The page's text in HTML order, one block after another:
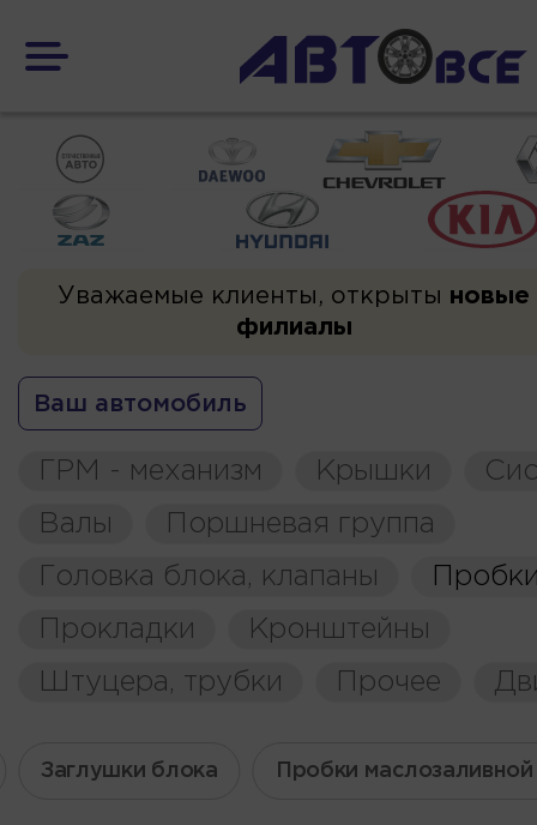
Уважаемые клиенты, открыты новые
филиалы
Ваш автомобиль
ГРМ - механизм Крышки
Валы
Поршневая группа
Головка блока, клапаны
Прокладки
Кронштейны
Штуцера, трубки
Прочее
Заглушки блока Пробки